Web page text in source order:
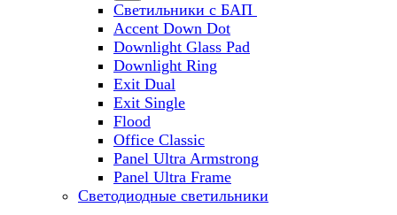
Светильники с БАП
Accent Down Dot
Downlight Glass Pad
Downlight Ring
Exit Dual
Exit Single
Flood
Office Classic
Panel Ultra Armstrong
Panel Ultra Frame
Светодиодные светильники